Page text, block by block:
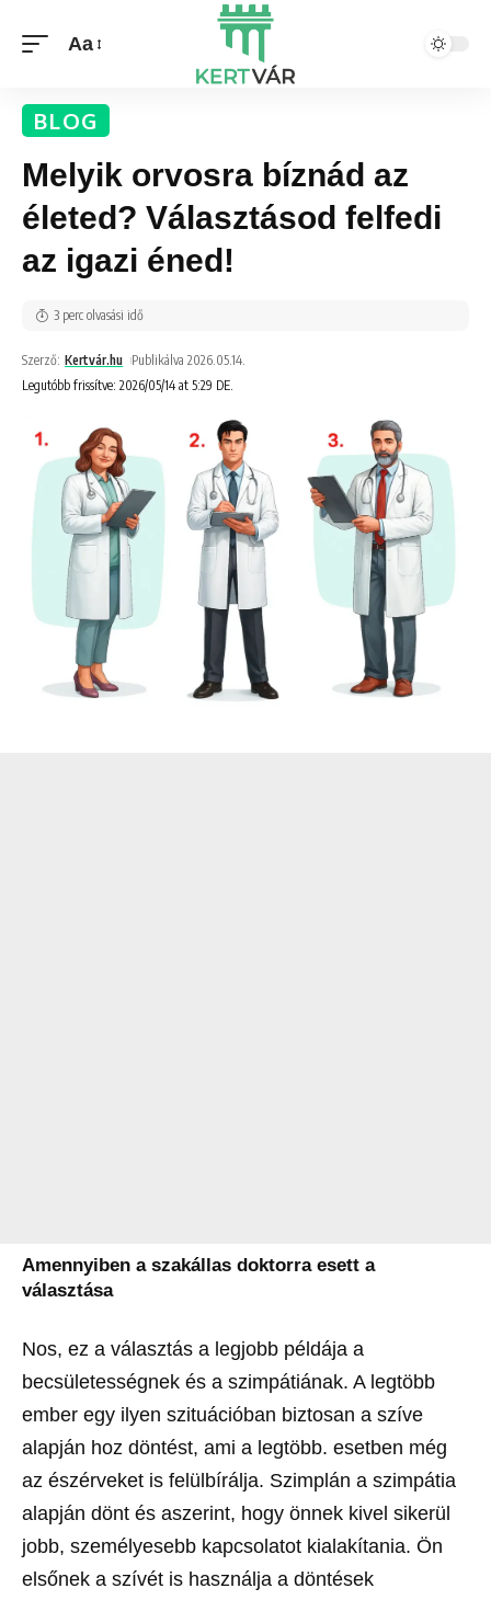
Aa
BLOG
Melyik orvosra bíznád az
életed? Választásod felfedi
az igazi éned!
Legutóbb frissítve: 2026/05/14 at 5:29 DE.
Szerző: Kertvár.hu Publikálva 2026.05.14.
3 perc olvasási idő
Amennyiben a szakállas doktorra esett a
választása
Nos, ez a választás a legjobb példája a
becsületességnek és a szimpátiának. A legtöbb
ember egy ilyen szituációban biztosan a szíve
alapján hoz döntést, ami a legtöbb. esetben még
az észérveket is felülbírálja. Szimplán a szimpátia
alapján dönt és aszerint, hogy önnek kivel sikerül
jobb, személyesebb kapcsolatot kialakítania. Ön
elsőnek a szívét is használja a döntések